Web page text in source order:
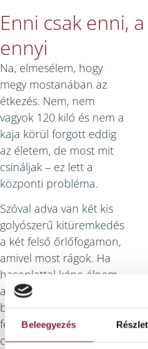
Beleegyezés
Enni csak enni,
ennyi
Na, elmesélem, hogy
megy mostanában az
étkezés. Nem, nem
vagyok 120 kiló és nem a
kaja körül forgott eddig
az életem, de most mit
csináljak – ez lett a
központi probléma.
Szóval adva van két kis
golyószerű kitüremkedés
a két felső őrlőfogamon,
amivel most rágok. Ha
hasonlattal kéne élnem,
azt mondanám:
beleraktak két, mondjuk
fél cseresznyemagnyi
cuccot a számba, a